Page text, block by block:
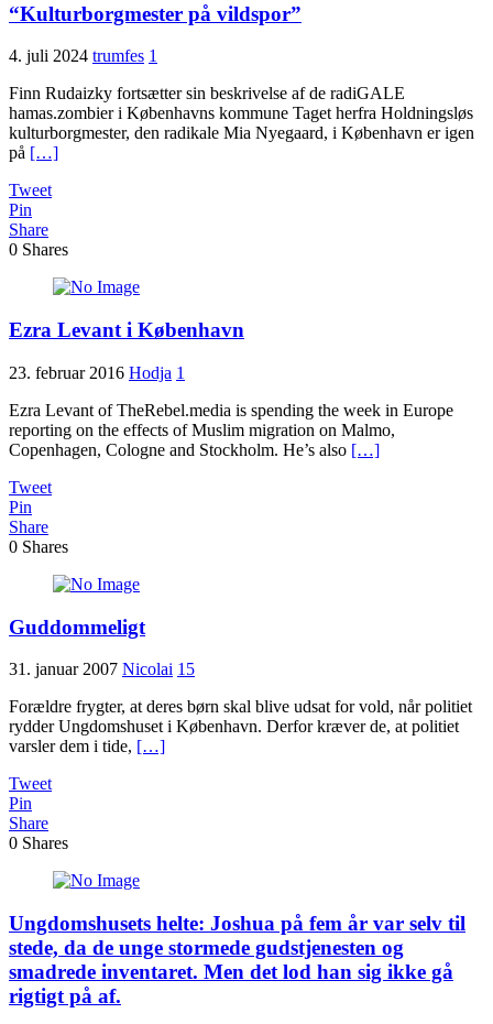
“Kulturborgmester på vildspor”
4. juli 2024 trumfes 1
Finn Rudaizky fortsætter sin beskrivelse af de radiGALE
hamas.zombier i Københavns kommune Taget herfra Holdningsløs
kulturborgmester, den radikale Mia Nyegaard, i København er igen
på […]
Tweet
Pin
Share
0 Shares
Ezra Levant i København
23. februar 2016 Hodja 1
Ezra Levant of TheRebel.media is spending the week in Europe
reporting on the effects of Muslim migration on Malmo,
Copenhagen, Cologne and Stockholm. He’s also […]
Tweet
Pin
Share
0 Shares
Guddommeligt
31. januar 2007 Nicolai 15
Forældre frygter, at deres børn skal blive udsat for vold, når politiet
rydder Ungdomshuset i København. Derfor kræver de, at politiet
varsler dem i tide, […]
Tweet
Pin
Share
0 Shares
Ungdomshusets helte: Joshua på fem år var selv til
stede, da de unge stormede gudstjenesten og
smadrede inventaret. Men det lod han sig ikke gå
rigtigt på af.